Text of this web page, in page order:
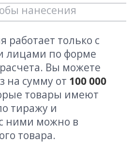
нанесения
только с
лицами по форме
Вы можете
на сумму от 100 000
товары имеют
тиражу и
ними можно в
товара.